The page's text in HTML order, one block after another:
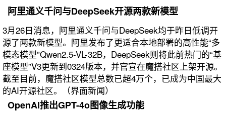
阿里通义千问与DeepSeek开源两款新模型
3月26日消息，阿里通义千问与DeepSeek均于昨日低调开
源了两款新模型。阿里发布了更适合本地部署的高性能“多
模态模型”Qwen2.5-VL-32B，DeepSeek则将此前热门的“基
座模型”V3更新到0324版本，并官宣在魔搭社区上架开源。
截至目前，魔搭社区模型总数已超4万个，已成为中国最大
的AI开源社区。（界面新闻）
OpenAI推出GPT-4o图像生成功能